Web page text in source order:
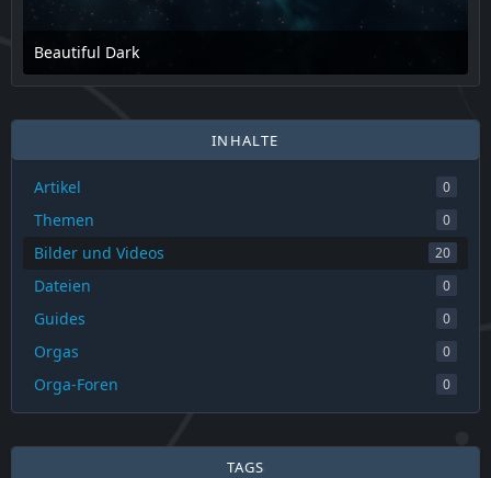
Beautiful Dark
17. Februar 2025 um 14:08
INHALTE
Artikel 0
Themen 0
Bilder und Videos 20
Dateien 0
Guides 0
Orgas 0
Orga-Foren 0
TAGS